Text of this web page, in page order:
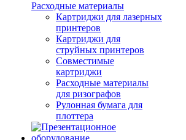
Расходные материалы
Картриджи для лазерных
принтеров
Картриджи для
струйных принтеров
Совместимые
картриджи
Расходные материалы
для ризографов
Рулонная бумага для
плоттера